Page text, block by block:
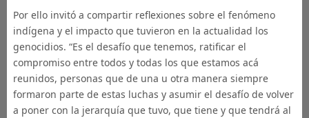
Por ello invitó a compartir reflexiones sobre el fenómeno
indígena y el impacto que tuvieron en la actualidad los
genocidios. “Es el desafío que tenemos, ratificar el
compromiso entre todos y todas los que estamos acá
reunidos, personas que de una u otra manera siempre
formaron parte de estas luchas y asumir el desafío de volver
a poner con la jerarquía que tuvo, que tiene y que tendrá al